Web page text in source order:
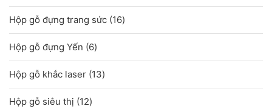
sản
phẩm
Hộp gỗ đựng trang sức 1616
sản
Hộp gỗ đựng Yến 66
sản
phẩm
Hộp gỗ khắc laser 1313
sản
Hộp gỗ siêu thị 1212